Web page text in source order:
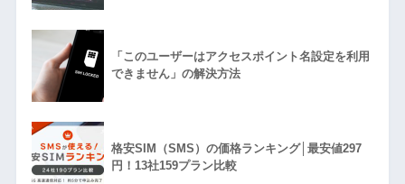
「このユーザーはアクセスポイント名設定を利用
できません」の解決方法
格安SIM（SMS）の価格ランキング│最安値297
円！13社159プラン比較